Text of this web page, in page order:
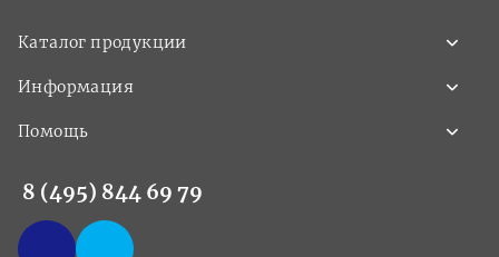
Каталог продукции
Информация
Помощь
8 (495) 844 69 79